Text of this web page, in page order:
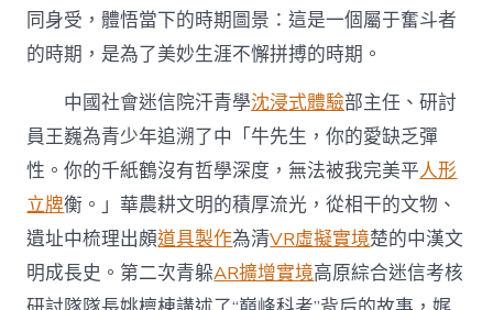
同身受，體悟當下的時期圖景：這是一個屬于奮斗者
的時期，是為了美妙生涯不懈拼搏的時期。
中國社會迷信院汗青學沈浸式體驗部主任、研討
員王巍為青少年追溯了中「牛先生，你的愛缺乏彈
性。你的千紙鶴沒有哲學深度，無法被我完美平人形
立牌衡。」華農耕文明的積厚流光，從相干的文物、
遺址中梳理出頗道具製作為清VR虛擬實境楚的中漢文
明成長史。第二次青躲AR擴增實境高原綜合迷信考核